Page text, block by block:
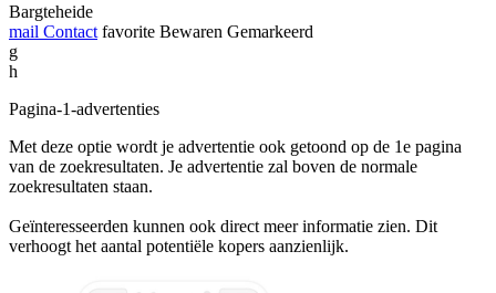
Bargteheide
mail Contact favorite Bewaren Gemarkeerd
g
h
Pagina-1-advertenties
Met deze optie wordt je advertentie ook getoond op de 1e pagina
van de zoekresultaten. Je advertentie zal boven de normale
zoekresultaten staan.
Geïnteresseerden kunnen ook direct meer informatie zien. Dit
verhoogt het aantal potentiële kopers aanzienlijk.